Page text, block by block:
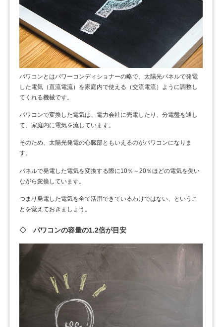
パワコンとはパワーコンディショナーの略で、太陽光パネルで発電
した電気（直流電流）を家庭内で使える（交流電流）ように調整し
てくれる機械です。
パワコンで変換した電気は、電力会社に売電したり、分電盤を通し
て、家庭内に電気を流しています。
そのため、太陽光発電の心臓部ともいえるのがパワコンになりま
す。
パネルで発電した電気を変換する際に10％～20％ほどの電気を失い
ながら変換しています。
つまり発電した電気を全て活用できているわけではない、というこ
とを覚えておきましょう。
◇ パワコンの容量の1.2倍が目安